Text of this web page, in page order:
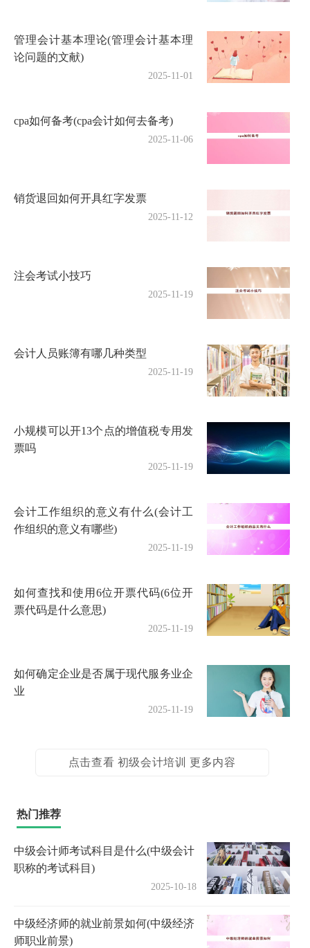
管理会计基本理论(管理会计基本理
论问题的文献)
2025-11-01
cpa如何备考(cpa会计如何去备考)
2025-11-06
销货退回如何开具红字发票
2025-11-12
注会考试小技巧
2025-11-19
会计人员账簿有哪几种类型
2025-11-19
小规模可以开13个点的增值税专用发
票吗
2025-11-19
会计工作组织的意义有什么(会计工
作组织的意义有哪些)
2025-11-19
如何查找和使用6位开票代码(6位开
票代码是什么意思)
2025-11-19
如何确定企业是否属于现代服务业企
业
2025-11-19
点击查看 初级会计培训 更多内容
热门推荐
中级会计师考试科目是什么(中级会计
职称的考试科目)
2025-10-18
中级经济师的就业前景如何(中级经济
师职业前景)